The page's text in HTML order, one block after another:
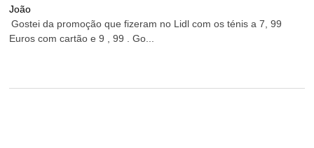
João
Gostei da promoção que fizeram no Lidl com os ténis a 7, 99
Euros com cartão e 9 , 99 . Go...